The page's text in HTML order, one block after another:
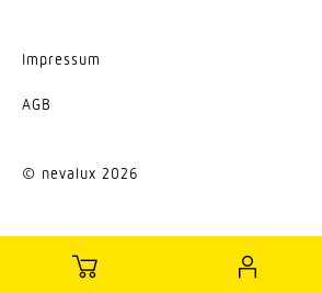
Impressum
AGB
© nevalux 2026